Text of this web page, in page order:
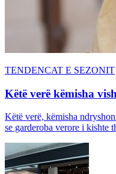
TENDENCAT E SEZONIT
Këtë verë këmisha
Këtë verë, këmisha
se garderoba verore i kishte